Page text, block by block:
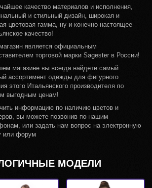
качество материалов и исполнения,
и стильный дизайн, широкая и
цветовая гамма, ну и конечно настоящее
качество!
является официальным
торговой марки Sagester в России!
магазине вы всегда найдете самый
ассортимент одежды для фигурного
этого Итальянского производителя по
выгодным ценам!
информацию по наличию цветов и
вы можете позвонив по нашим
или задать нам вопрос на электронную
или форум
МОДЕЛИ